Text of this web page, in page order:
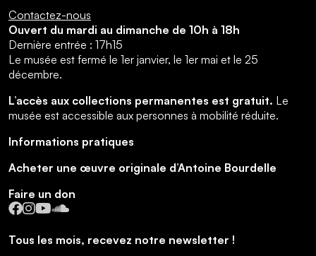
Contactez-nous
Ouvert du mardi au dimanche de 10h à 18h
Dernière entrée : 17h15
Le musée est fermé le 1er janvier, le 1er mai et le 25
décembre.
L’accès aux collections permanentes est gratuit. Le
musée est accessible aux personnes à mobilité réduite.
Informations pratiques
Acheter une œuvre originale d’Antoine Bourdelle
Faire un don
Facebook
Instagram
YouTube
SoundCloud
Tous les mois, recevez notre newsletter !